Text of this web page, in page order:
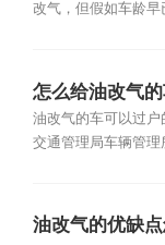
改气，但假如车龄早
怎么给油改气
油改气的车可以过
交通管理局车辆管理
油改气的优缺